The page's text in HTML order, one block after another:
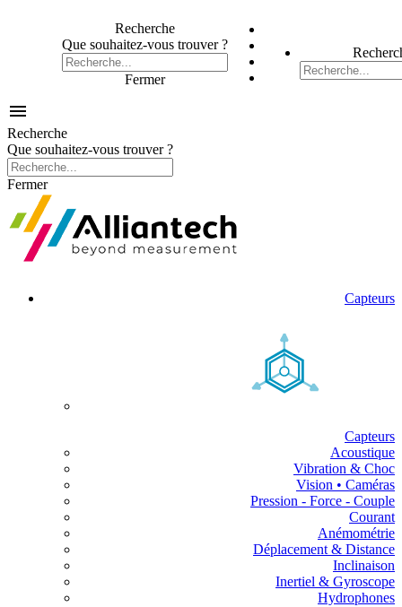
Recherche
Que souhaitez-vous trouver ?
Fermer

Recherche
Que souhaitez-vous trouver ?
Fermer
Capteurs
Capteurs
Acoustique
Vibration & Choc
Vision • Caméras
Pression - Force - Couple
Courant
Anémométrie
Déplacement & Distance
Inclinaison
Inertiel & Gyroscope
Hydrophones